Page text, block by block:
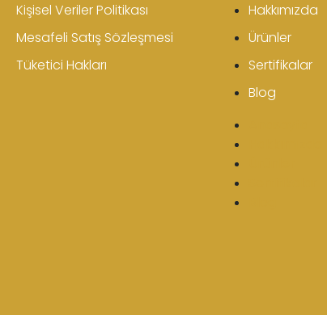
Kişisel Veriler Politikası
Mesafeli Satış Sözleşmesi
Tüketici Hakları
Hakkımızda
Ürünler
Sertifikalar
Blog